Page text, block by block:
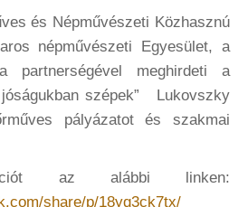
és Népművészeti Közhasznú
népművészeti Egyesület, a
partnerségével meghirdeti a
jóságukban szépek” Lukovszky
pályázatot és szakmai
az alábbi linken:
share/p/18yq3ck7tx/